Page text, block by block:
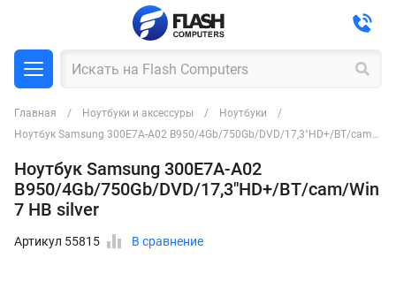
Главная Ноутбуки и аксессуры
Ноутбуки
Ноутбук Samsung 300E7A-A02 B950/4Gb/750Gb/DVD/17,3"HD+/BT/cam/Win7 HB silver
Ноутбук Samsung 300E7A-A02
B950/4Gb/750Gb/DVD/17,3"HD+/BT/cam/Win
7 HB silver
Артикул 55815 В сравнение